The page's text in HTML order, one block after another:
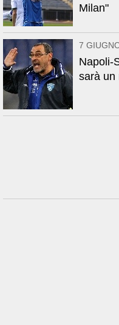
Milan"
7
Napoli-
sarà un